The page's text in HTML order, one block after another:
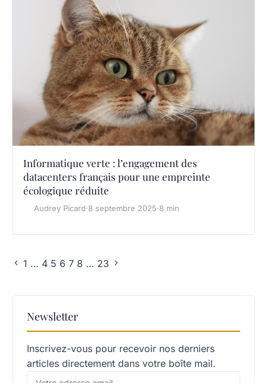
Informatique verte : l’engagement des
datacenters français pour une empreinte
écologique réduite
Audrey Picard·8 septembre 2025·8 min
1 … 4 5 6 7 8 … 23
Newsletter
Inscrivez-vous pour recevoir nos derniers
articles directement dans votre boîte mail.